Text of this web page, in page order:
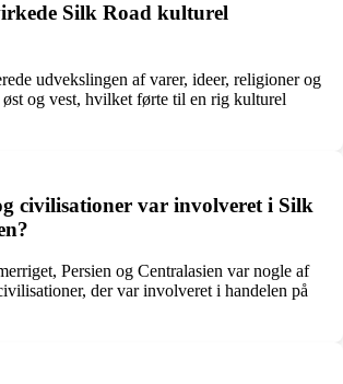
Silk Road kulturel
udvekslingen af varer, ideer, religioner og
og vest, hvilket førte til en rig kulturel
civilisationer var involveret i Silk
Persien og Centralasien var nogle af
der var involveret i handelen på